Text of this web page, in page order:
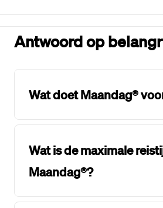
Antwoord op
Wat doet Maandag®
Wat is de maximale
Maandag®?